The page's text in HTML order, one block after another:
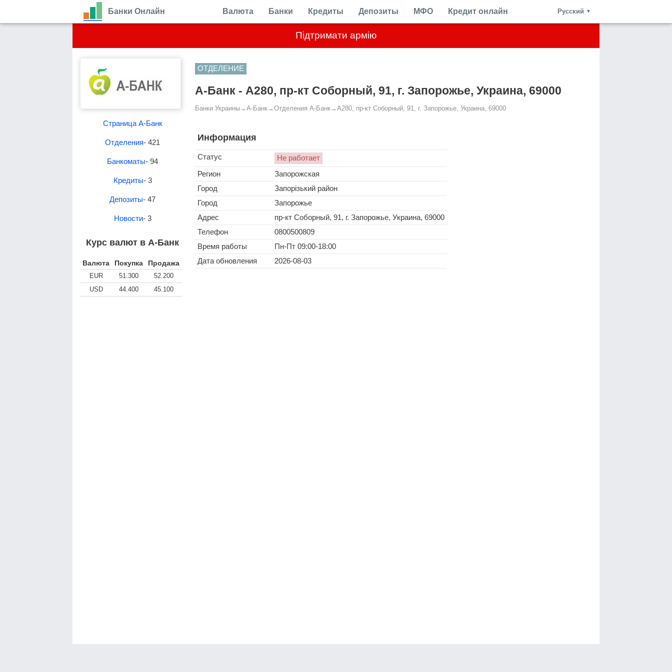
Підтримати армію
Банки Онлайн Валюта Банки Кредиты Депозиты МФО Кредит онлайн Русский ▼
Страница А-Банк
Отделения- 421
Банкоматы- 94
Кредиты- 3
Депозиты- 47
Новости- 3
Курс валют в А-Банк
Валюта Покупка Продажа
EUR 51.300
52.200
USD
44.400 45.100
ОТДЕЛЕНИЕ
А-Банк - A280, пр-кт Соборный, 91, г. Запорожье, Украина, 69000
Банки Украины→ А-Банк→ Отделения А-Банк→ A280, пр-кт Соборный, 91, г. Запорожье, Украина, 69000
Информация
Статус
Не работает
Регион
Запорожская
Город
Запорізький район
Город
Запорожье
Адрес
пр-кт Соборный, 91, г. Запорожье, Украина, 69000
Телефон
0800500809
Время работы
Пн-Пт 09:00-18:00
Дата обновления
2026-08-03